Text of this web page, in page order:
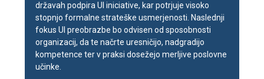
državah podpira UI iniciative, kar potrjuje visoko
stopnjo formalne strateške usmerjenosti. Naslednji
fokus UI preobrazbe bo odvisen od sposobnosti
organizacij, da te načrte uresničijo, nadgradijo
kompetence ter v praksi dosežejo merljive poslovne
učinke.